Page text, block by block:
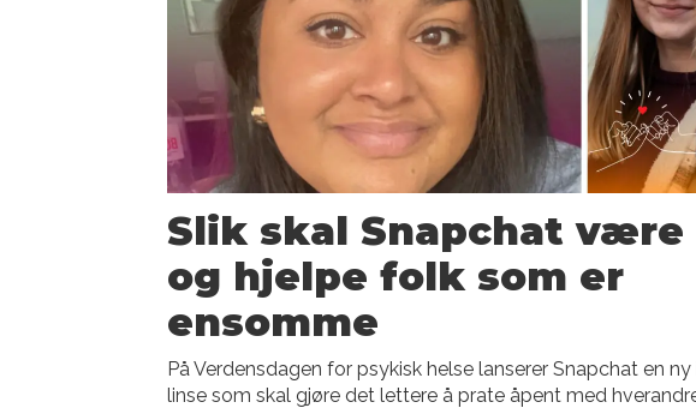
Slik skal Snapchat være
og hjelpe folk som er
ensomme
På Verdensdagen for psykisk helse lanserer Snapchat en
linse som skal gjøre det lettere å prate åpent med